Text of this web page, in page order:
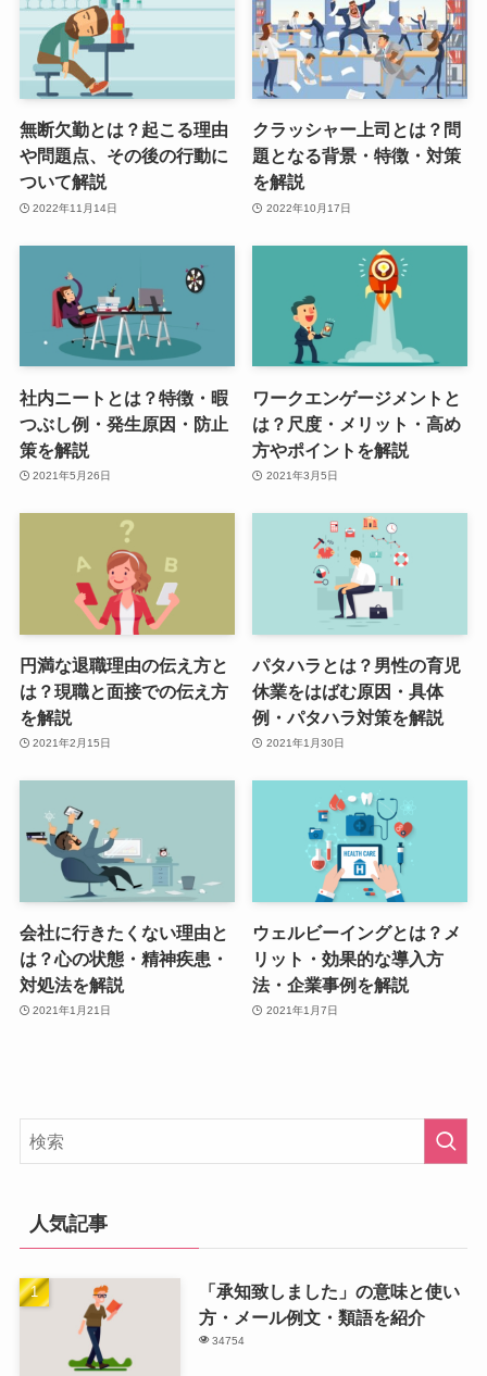
無断欠勤とは？起こる理由
や問題点、その後の行動に
ついて解説
2022年11月14日
クラッシャー上司とは？問
題となる背景・特徴・対策
を解説
2022年10月17日
社内ニートとは？特徴・暇
つぶし例・発生原因・防止
策を解説
2021年5月26日
ワークエンゲージメントと
は？尺度・メリット・高め
方やポイントを解説
2021年3月5日
円満な退職理由の伝え方と
は？現職と面接での伝え方
を解説
2021年2月15日
パタハラとは？男性の育児
休業をはばむ原因・具体
例・パタハラ対策を解説
2021年1月30日
会社に行きたくない理由と
は？心の状態・精神疾患・
対処法を解説
2021年1月21日
ウェルビーイングとは？メ
リット・効果的な導入方
法・企業事例を解説
2021年1月7日
人気記事
「承知致しました」の意味と使い
方・メール例文・類語を紹介
34754